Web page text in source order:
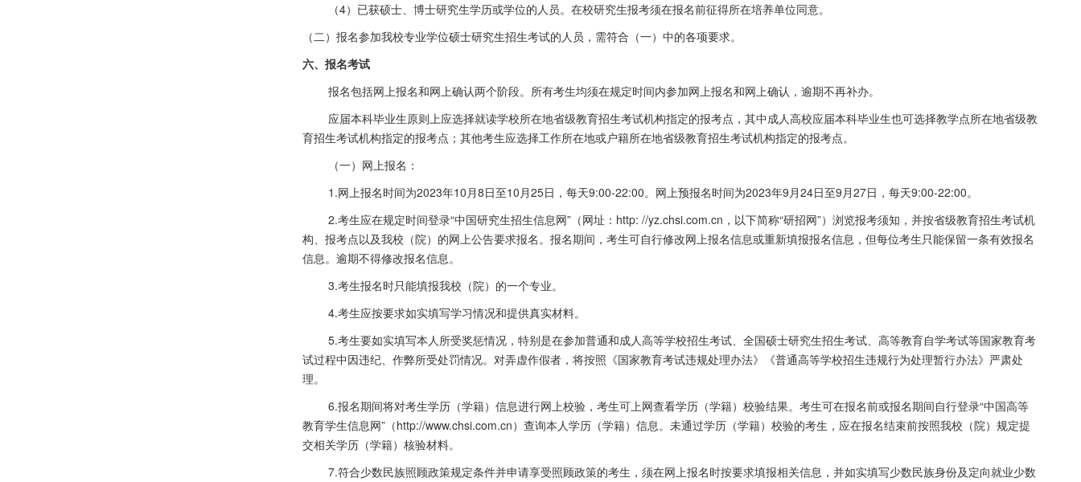
（4）已获硕士、博士研究生学历或学位的人员。在校研究生报考须在报名前征得所在培养单位同意。
（二）报名参加我校专业学位硕士研究生招生考试的人员，需符合（一）中的各项要求。
六、报名考试
报名包括网上报名和网上确认两个阶段。所有考生均须在规定时间内参加网上报名和网上确认，逾期不再补办。
应届本科毕业生原则上应选择就读学校所在地省级教育招生考试机构指定的报考点，其中成人高校应届本科毕业生也可选择教学点所在地省级教
育招生考试机构指定的报考点；其他考生应选择工作所在地或户籍所在地省级教育招生考试机构指定的报考点。
（一）网上报名：
1.网上报名时间为2023年10月8日至10月25日，每天9:00-22:00。网上预报名时间为2023年9月24日至9月27日，每天9:00-22:00。
2.考生应在规定时间登录“中国研究生招生信息网”（网址： http: //yz.chsi.com.cn ，以下简称“研招网”）浏览报考须知，并按省级教育招生考试机
构、报考点以及我校（院）的网上公告要求报名。报名期间，考生可自行修改网上报名信息或重新填报报名信息，但每位考生只能保留一条有效报名
信息。逾期不得修改报名信息。
3.考生报名时只能填报我校（院）的一个专业。
4.考生应按要求如实填写学习情况和提供真实材料。
5.考生要如实填写本人所受奖惩情况，特别是在参加普通和成人高等学校招生考试、全国硕士研究生招生考试、高等教育自学考试等国家教育考
试过程中因违纪、作弊所受处罚情况。对弄虚作假者，将按照《国家教育考试违规处理办法》《普通高等学校招生违规行为处理暂行办法》严肃处
理。
6.报名期间将对考生学历（学籍）信息进行网上校验，考生可上网查看学历（学籍）校验结果。考生可在报名前或报名期间自行登录“中国高等
教育学生信息网”（http://www.chsi.com.cn）查询本人学历（学籍）信息。未通过学历（学籍）校验的考生，应在报名结束前按照我校（院）规定提
交相关学历（学籍）核验材料。
7.符合少数民族照顾政策规定条件并申请享受照顾政策的考生，须在网上报名时按要求填报相关信息，并如实填写少数民族身份及定向就业少数